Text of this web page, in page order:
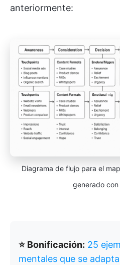
anteriormente:
Diagrama de flujo para el
generado con
⭐ Bonificación: 25
mentales que se